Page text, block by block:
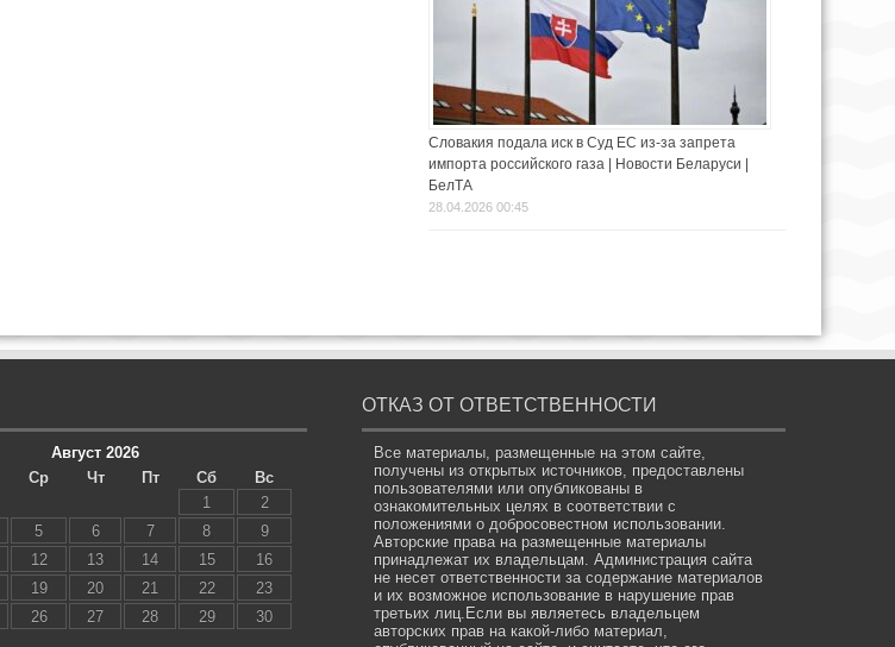
Словакия подала иск в Суд ЕС из-за запрета
импорта российского газа | Новости Беларуси |
БелТА
28.04.2026 00:45
Август 2026
Ср Чт Пт Сб
Вс
1
2
5 6 7 8
9
12 13 14 15
16
19 20 21 22
23
26 27 28 29
30
ОТКАЗ ОТ ОТВЕТСТВЕННОСТИ
Все материалы, размещенные на этом сайте,
получены из открытых источников, предоставлены
пользователями или опубликованы в
ознакомительных целях в соответствии с
положениями о добросовестном использовании.
Авторские права на размещенные материалы
принадлежат их владельцам. Администрация сайта
не несет ответственности за содержание материалов
и их возможное использование в нарушение прав
третьих лиц.Если вы являетесь владельцем
авторских прав на какой-либо материал,